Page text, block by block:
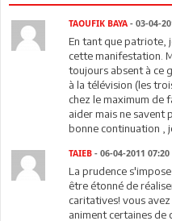
TAOUFIK BAYA - 03-04-
En tant que patriote,
cette manifestation.
toujours absent à ce
à la télévision (les
chez le maximum de
aider mais ne savent
bonne continuation ,
TAIEB - 06-04-2011 07:20
La prudence
être étonné de
caritatives! vous
animent certaines de